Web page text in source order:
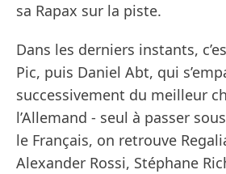
sa Rapax sur la piste.
Dans les derniers instants,
Pic, puis Daniel Abt, qui
successivement du meilleur
l’Allemand - seul à passer
le Français, on retrouve
Alexander Rossi, Stéphane